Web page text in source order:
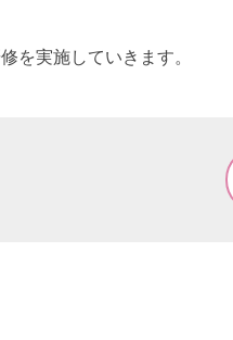
を実施していきます。